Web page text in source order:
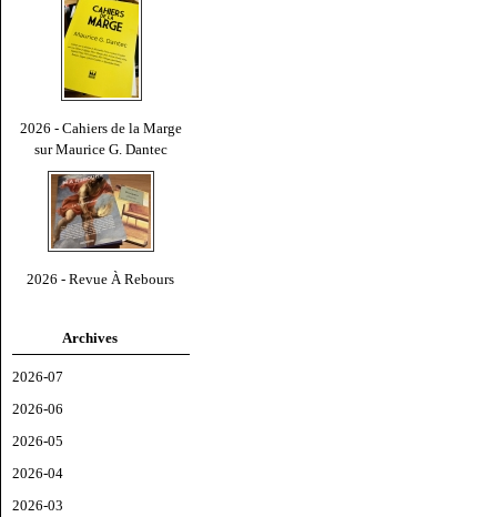
2026 - Cahiers de la Marge
sur Maurice G. Dantec
2026 - Revue À Rebours
Archives
2026-07
2026-06
2026-05
2026-04
2026-03